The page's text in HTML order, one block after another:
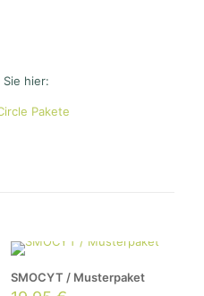
hier:
Pakete
SMOCYT / Musterpaket